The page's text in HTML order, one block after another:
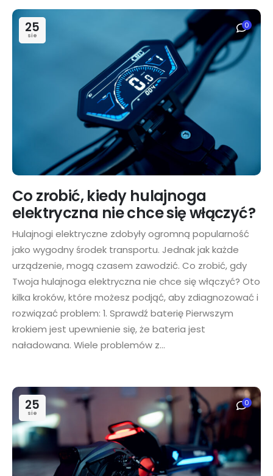
25
sie
0
Co zrobić, kiedy hulajnoga
elektryczna nie chce się włączyć?
Hulajnogi elektryczne zdobyły ogromną popularność
jako wygodny środek transportu. Jednak jak każde
urządzenie, mogą czasem zawodzić. Co zrobić, gdy
Twoja hulajnoga elektryczna nie chce się włączyć? Oto
kilka kroków, które możesz podjąć, aby zdiagnozować i
rozwiązać problem: 1. Sprawdź baterię Pierwszym
krokiem jest upewnienie się, że bateria jest
naładowana. Wiele problemów z...
25
sie
0